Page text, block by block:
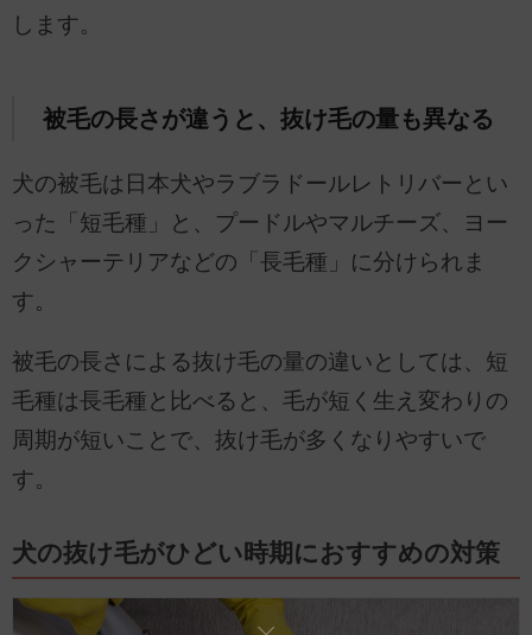
します。
被毛の長さが違うと、抜け毛の量も異なる
犬の被毛は日本犬やラブラドールレトリバーとい
った「短毛種」と、プードルやマルチーズ、ヨー
クシャーテリアなどの「長毛種」に分けられま
す。
被毛の長さによる抜け毛の量の違いとしては、短
毛種は長毛種と比べると、毛が短く生え変わりの
周期が短いことで、抜け毛が多くなりやすいで
す。
犬の抜け毛がひどい時期におすすめの対策